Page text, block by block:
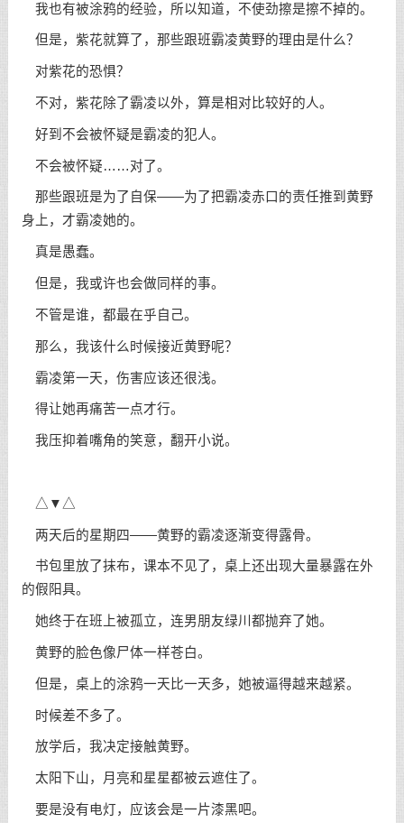
我也有被涂鸦的经验，所以知道，不使劲擦是擦不掉的。
但是，紫花就算了，那些跟班霸凌黄野的理由是什么？
对紫花的恐惧？
不对，紫花除了霸凌以外，算是相对比较好的人。
好到不会被怀疑是霸凌的犯人。
不会被怀疑……对了。
那些跟班是为了自保——为了把霸凌赤口的责任推到黄野
身上，才霸凌她的。
真是愚蠢。
但是，我或许也会做同样的事。
不管是谁，都最在乎自己。
那么，我该什么时候接近黄野呢？
霸凌第一天，伤害应该还很浅。
得让她再痛苦一点才行。
我压抑着嘴角的笑意，翻开小说。
△▼△
两天后的星期四——黄野的霸凌逐渐变得露骨。
书包里放了抹布，课本不见了，桌上还出现大量暴露在外
的假阳具。
她终于在班上被孤立，连男朋友绿川都抛弃了她。
黄野的脸色像尸体一样苍白。
但是，桌上的涂鸦一天比一天多，她被逼得越来越紧。
时候差不多了。
放学后，我决定接触黄野。
太阳下山，月亮和星星都被云遮住了。
要是没有电灯，应该会是一片漆黑吧。